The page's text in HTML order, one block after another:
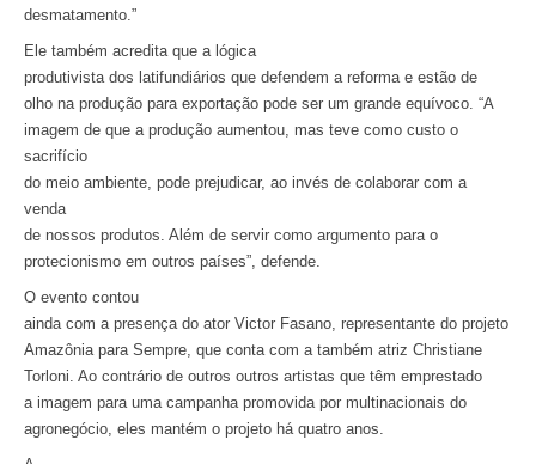
desmatamento.”
Ele também acredita que a lógica
produtivista dos latifundiários que defendem a reforma e estão de
olho na produção para exportação pode ser um grande equívoco. “A
imagem de que a produção aumentou, mas teve como custo o
sacrifício
do meio ambiente, pode prejudicar, ao invés de colaborar com a
venda
de nossos produtos. Além de servir como argumento para o
protecionismo em outros países”, defende.
O evento contou
ainda com a presença do ator Victor Fasano, representante do projeto
Amazônia para Sempre, que conta com a também atriz Christiane
Torloni. Ao contrário de outros outros artistas que têm emprestado
a imagem para uma campanha promovida por multinacionais do
agronegócio, eles mantém o projeto há quatro anos.